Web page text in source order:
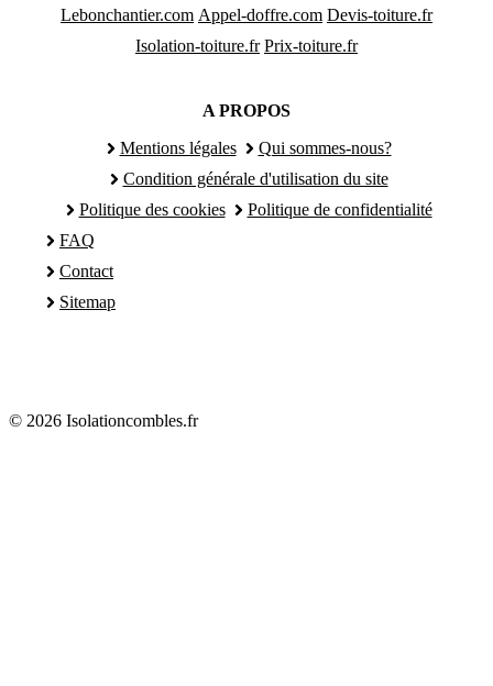
Lebonchantier.com Appel-doffre.com Devis-toiture.fr
Isolation-toiture.fr Prix-toiture.fr
A PROPOS
Mentions légales
Qui sommes-nous?
Condition générale d'utilisation du site
Politique des cookies
Politique de confidentialité
FAQ
Contact
Sitemap
© 2026 Isolationcombles.fr